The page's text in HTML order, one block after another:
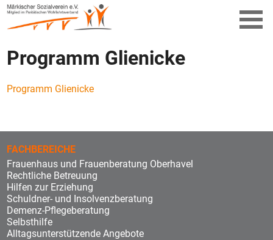
Programm Glienicke
Programm Glienicke
FACHBEREICHE
Frauenhaus und Frauenberatung Oberhavel
Rechtliche Betreuung
Hilfen zur Erziehung
Schuldner- und Insolvenzberatung
Demenz-Pflegeberatung
Selbsthilfe
Alltagsunterstützende Angebote